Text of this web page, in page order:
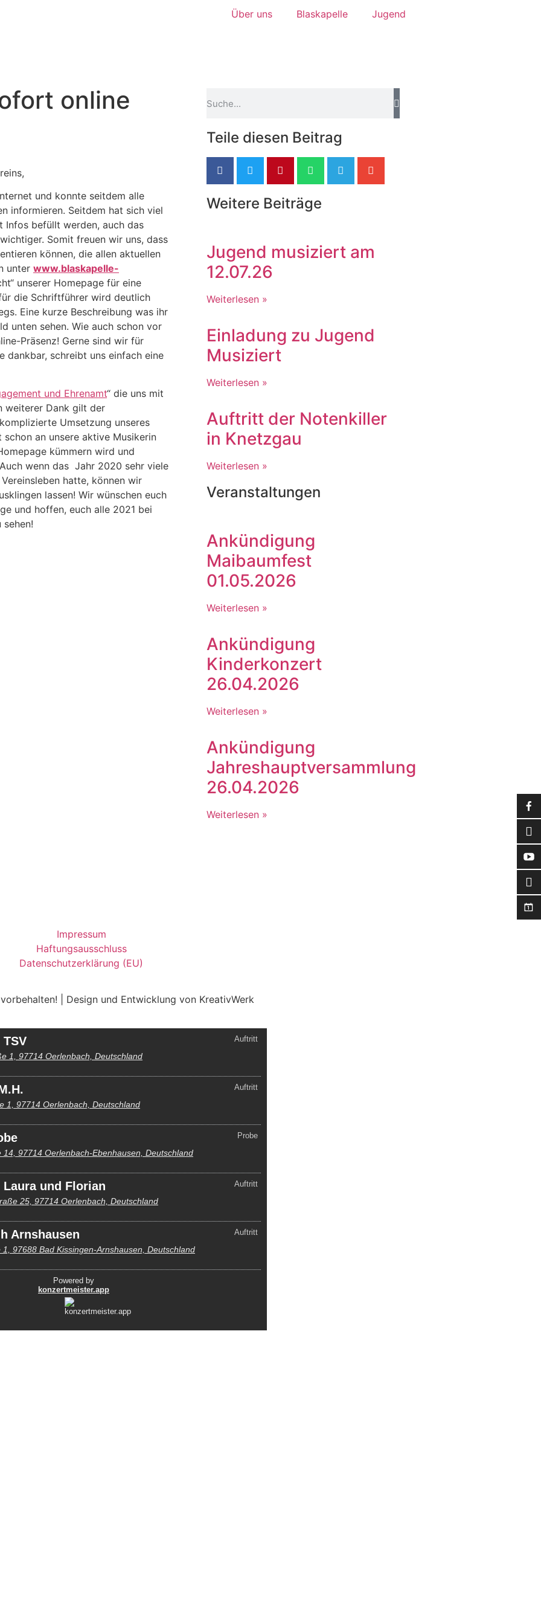
Über uns Blaskapelle Jugend
online
und konnte seitdem alle
informieren. Seitdem hat sich viel
Infos befüllt werden, auch das
Somit freuen wir uns, dass
können, die allen aktuellen
unter www.blaskapelle-
unserer Homepage für eine
die Schriftführer wird deutlich
Eine kurze Beschreibung was ihr
unten sehen. Wie auch schon vor
Präsenz! Gerne sind wir für
dankbar, schreibt uns einfach eine
und Ehrenamt“ die uns mit
weiterer Dank gilt der
Umsetzung unseres
an unsere aktive Musikerin
kümmern wird und
wenn das Jahr 2020 sehr viele
hatte, können wir
lassen! Wir wünschen euch
und hoffen, euch alle 2021 bei
Teile diesen Beitrag
Weitere Beiträge
Jugend musiziert am
12.07.26
Weiterlesen »
Einladung zu Jugend
Musiziert
Weiterlesen »
Auftritt der Notenkiller
in Knetzgau
Weiterlesen »
Veranstaltungen
Ankündigung
Maibaumfest
01.05.2026
Weiterlesen »
Ankündigung
Kinderkonzert
26.04.2026
Weiterlesen »
Ankündigung
Jahreshauptversammlung
26.04.2026
Weiterlesen »
Impressum
Haftungsausschluss
Datenschutzerklärung (EU)
| Design und Entwicklung von KreativWerk